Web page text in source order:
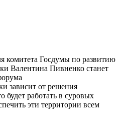
зависит от решения
будет работать в суровых
эти территории всем